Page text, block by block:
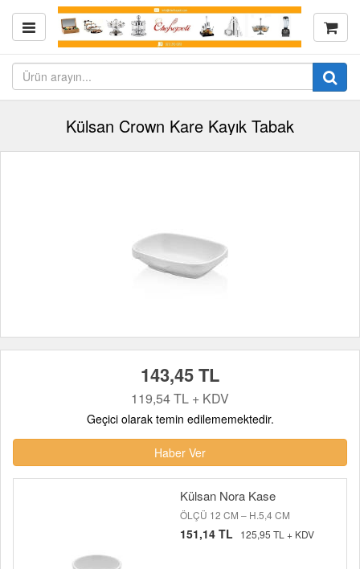
Külsan Crown Kare Kayık Tabak
143,45 TL
119,54 TL + KDV
Geçici olarak temin edilememektedir.
Haber Ver
Külsan Nora Kase
ÖLÇÜ 12 CM – H.5,4 CM
151,14 TL 125,95 TL + KDV